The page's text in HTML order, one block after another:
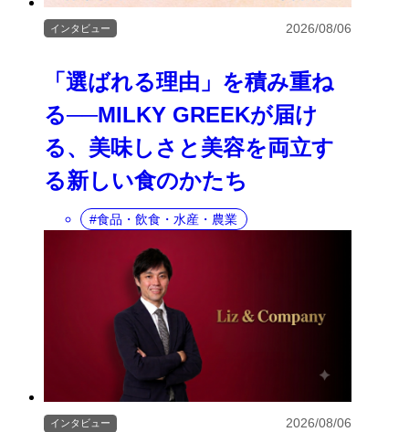
「選ばれる理由」を積み重ね
る──MILKY GREEKが届け
る、美味しさと美容を両立す
る新しい食のかたち
インタビュー 2026/08/06
食品・飲食・水産・農業
インタビュー 2026/08/06